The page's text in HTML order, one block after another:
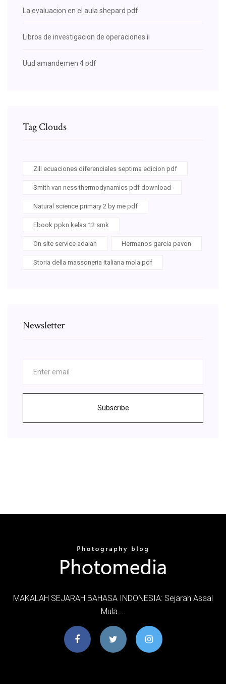
La evaluacion en el aula shepard pdf
Libros de investigacion de operaciones ii
Uud amandemen 4 pdf
Tag Clouds
Zill ecuaciones diferenciales septima edicion pdf
Smith van ness thermodynamics pdf download
Natural science primary 2 by me pdf
Ebook ppkn kelas 12 smk
On site service adalah Hermanos garcia pavon
Storia della massoneria italiana mola pdf
Newsletter
Subscribe
MAKALAH SEJARAH BAHASA INDONESIA: Sejarah Asaal
Mula ...